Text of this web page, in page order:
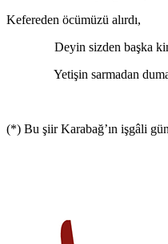
Kefereden öcümüzü alırdı,
Deyin sizden başka kim
Yetişin sarmadan
(*) Bu şiir Karabağ’ın işgâli